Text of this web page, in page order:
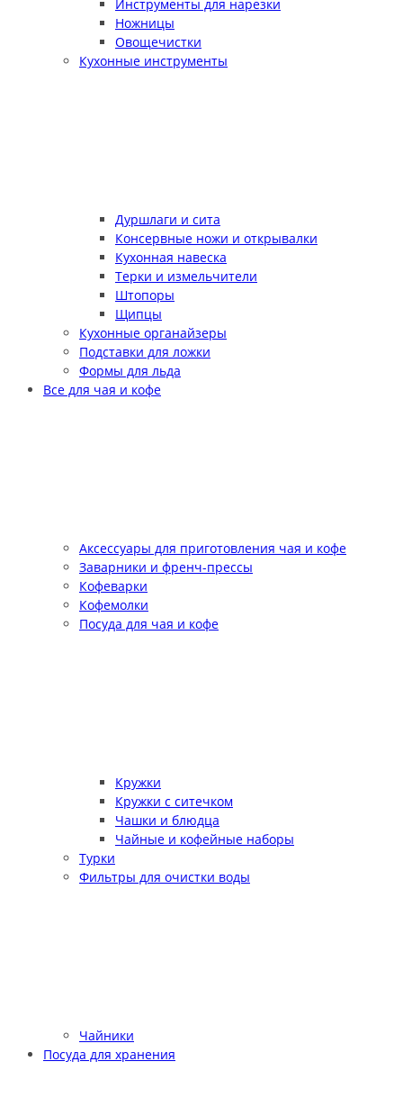
Инструменты для нарезки
Ножницы
Овощечистки
Кухонные инструменты
Дуршлаги и сита
Консервные ножи и открывалки
Кухонная навеска
Терки и измельчители
Штопоры
Щипцы
Кухонные органайзеры
Подставки для ложки
Формы для льда
Все для чая и кофе
Аксессуары для приготовления чая и кофе
Заварники и френч-прессы
Кофеварки
Кофемолки
Посуда для чая и кофе
Кружки
Кружки с ситечком
Чашки и блюдца
Чайные и кофейные наборы
Турки
Фильтры для очистки воды
Чайники
Посуда для хранения